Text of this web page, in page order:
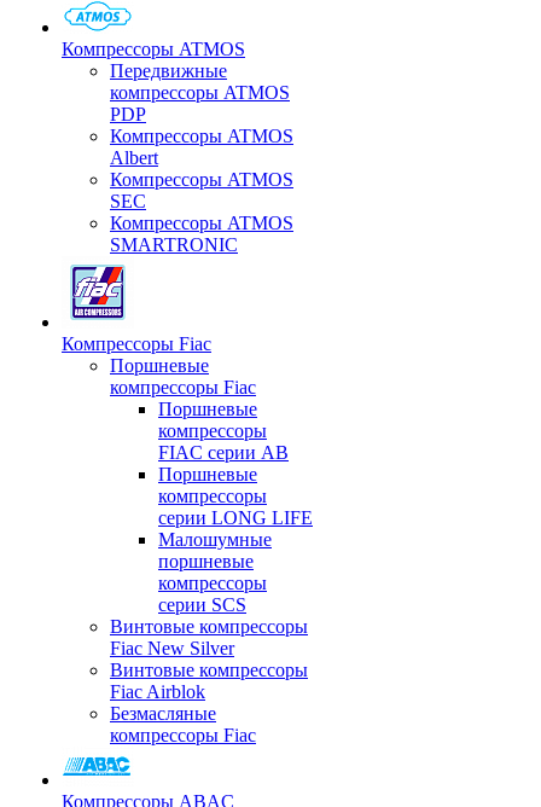
Компрессоры ATMOS
Передвижные
компрессоры ATMOS
PDP
Компрессоры ATMOS
Albert
Компрессоры ATMOS
SEC
Компрессоры ATMOS
SMARTRONIC
Компрессоры Fiac
Поршневые
компрессоры Fiac
Поршневые
компрессоры
FIAC серии AB
Поршневые
компрессоры
серии LONG LIFE
Малошумные
поршневые
компрессоры
серии SCS
Винтовые компрессоры
Fiac New Silver
Винтовые компрессоры
Fiac Airblok
Безмасляные
компрессоры Fiac
Компрессоры ABAC